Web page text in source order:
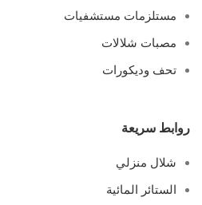
مستلزمات مستشفيات
مصبات شلالات
تحف وديكورات
روابط سريعة
شلال منزلي
الستائر المائية